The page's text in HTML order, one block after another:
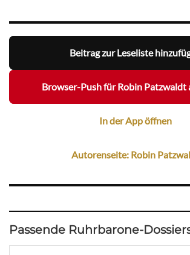
Beitrag zur Leseliste
Browser-Push für Robin Patzwaldt
In der App öffnen
Autorenseite: Robin
Passende Ruhrbarone-